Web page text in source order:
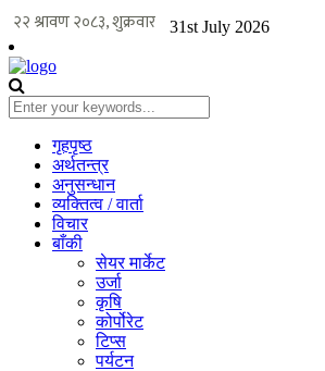
31st July 2026
गृहपृष्ठ
अर्थतन्त्र
अनुसन्धान
व्यक्तित्व / वार्ता
विचार
बाँकी
सेयर मार्केट
उर्जा
कृषि
कोर्पोरेट
टिप्स
पर्यटन